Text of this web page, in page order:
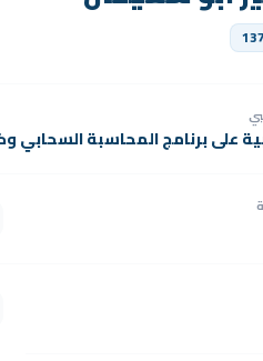
على برنامج المحاسبة السحابي